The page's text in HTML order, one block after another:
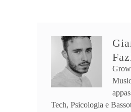
Tech, Psicologia e